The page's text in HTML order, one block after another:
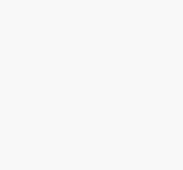
Your